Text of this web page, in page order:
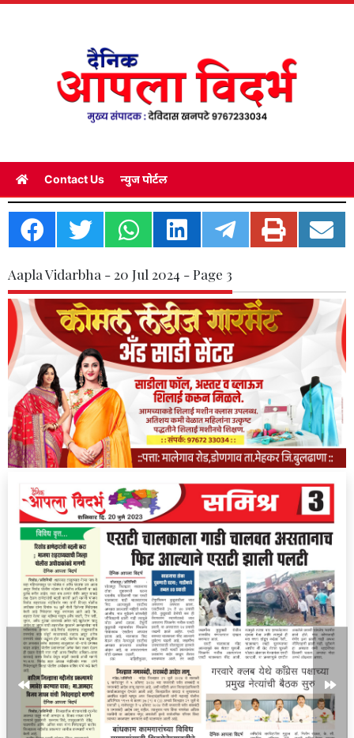
Contact Us न्युज पोर्टल
Aapla Vidarbha - 20 Jul 2024 - Page 3